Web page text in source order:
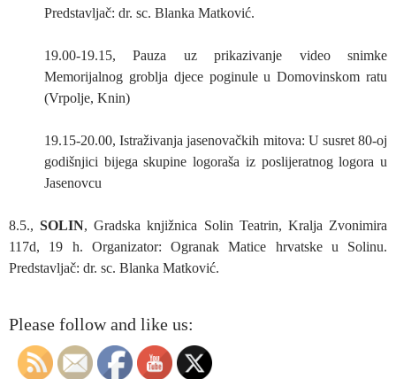
Predstavljač: dr. sc. Blanka Matković.
19.00-19.15, Pauza uz prikazivanje video snimke
Memorijalnog groblja djece poginule u Domovinskom ratu
(Vrpolje, Knin)
19.15-20.00, Istraživanja jasenovačkih mitova: U susret 80-oj
godišnjici bijega skupine logoraša iz poslijeratnog logora u
Jasenovcu
8.5.,SOLIN, Gradska knjižnica Solin Teatrin, Kralja Zvonimira
117d, 19 h. Organizator: Ogranak Matice hrvatske u Solinu.
Predstavljač: dr. sc. Blanka Matković.
Please follow and like us: